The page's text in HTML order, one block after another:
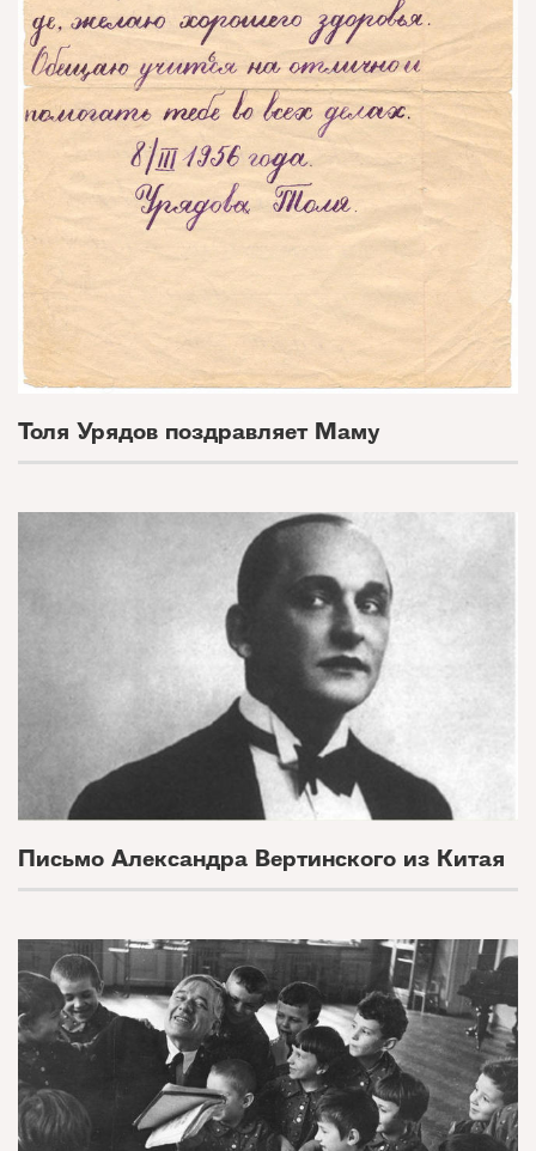
Толя Урядов поздравляет Маму
Письмо Александра Вертинского из Китая